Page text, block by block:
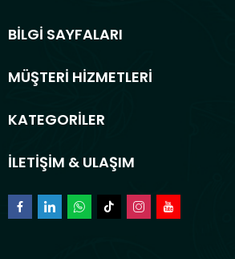
BİLGİ SAYFALARI
MÜŞTERİ HİZMETLERİ
KATEGORİLER
İLETİŞİM & ULAŞIM